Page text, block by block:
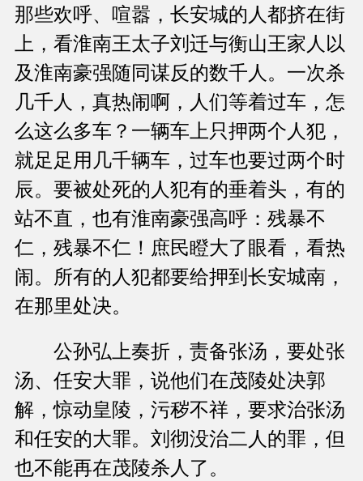
那些欢呼、喧嚣，长安城的人都挤在街
上，看淮南王太子刘迁与衡山王家人以
及淮南豪强随同谋反的数千人。一次杀
几千人，真热闹啊，人们等着过车，怎
么这么多车？一辆车上只押两个人犯，
就足足用几千辆车，过车也要过两个时
辰。要被处死的人犯有的垂着头，有的
站不直，也有淮南豪强高呼：残暴不
仁，残暴不仁！庶民瞪大了眼看，看热
闹。所有的人犯都要给押到长安城南，
在那里处决。
公孙弘上奏折，责备张汤，要处张
汤、任安大罪，说他们在茂陵处决郭
解，惊动皇陵，污秽不祥，要求治张汤
和任安的大罪。刘彻没治二人的罪，但
也不能再在茂陵杀人了。